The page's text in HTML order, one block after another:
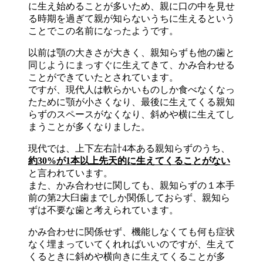
に生え始めることが多いため、親に口の中を見せ
る時期を過ぎて親が知らないうちに生えるという
ことでこの名前になったようです。
以前は顎の大きさが大きく、親知らずも他の歯と
同じようにまっすぐに生えてきて、かみ合わせる
ことができていたとされています。
ですが、現代人は軟らかいものしか食べなくなっ
たために顎が小さくなり、最後に生えてくる親知
らずのスペースがなくなり、斜めや横に生えてし
まうことが多くなりました。
現代では、上下左右計4本ある親知らずのうち、
約30%が1本以上先天的に生えてくることがない
と言われています。
また、かみ合わせに関しても、親知らずの１本手
前の第2大臼歯までしか関係しておらず、親知ら
ずは不要な歯と考えられています。
かみ合わせに関係せず、機能しなくても何も症状
なく埋まっていてくれればいいのですが、生えて
くるときに斜めや横向きに生えてくることが多